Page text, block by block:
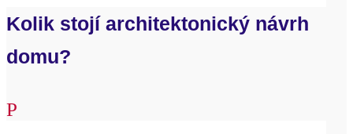
Kolik stojí architektonický návrh
domu?